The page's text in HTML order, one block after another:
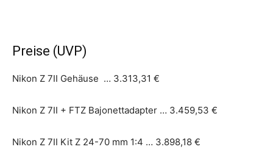
Preise (UVP)
Nikon Z 7II Gehäuse … 3.313,31 €
Nikon Z 7II + FTZ Bajonettadapter … 3.459,53 €
Nikon Z 7II Kit Z 24-70 mm 1:4 … 3.898,18 €